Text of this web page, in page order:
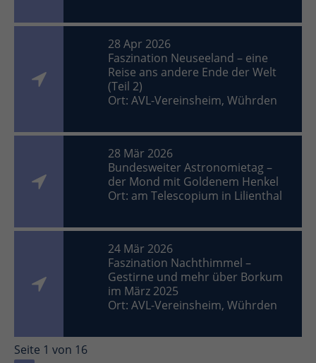
28 Apr 2026
Faszination Neuseeland – eine
Reise ans andere Ende der Welt
(Teil 2)
Ort: AVL-Vereinsheim, Wührden
28 Mär 2026
Bundesweiter Astronomietag –
der Mond mit Goldenem Henkel
Ort: am Telescopium in Lilienthal
24 Mär 2026
Faszination Nachthimmel –
Gestirne und mehr über Borkum
im März 2025
Ort: AVL-Vereinsheim, Wührden
Seite 1 von 16